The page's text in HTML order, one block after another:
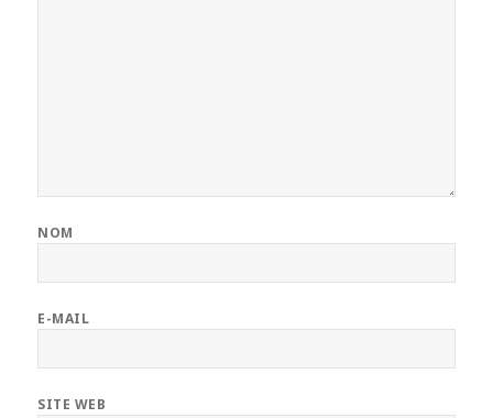
NOM
E-MAIL
SITE WEB